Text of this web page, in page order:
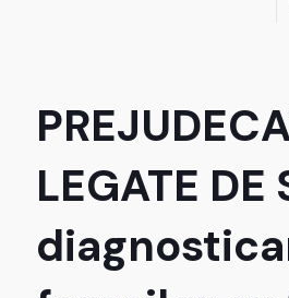
LEGATE DE